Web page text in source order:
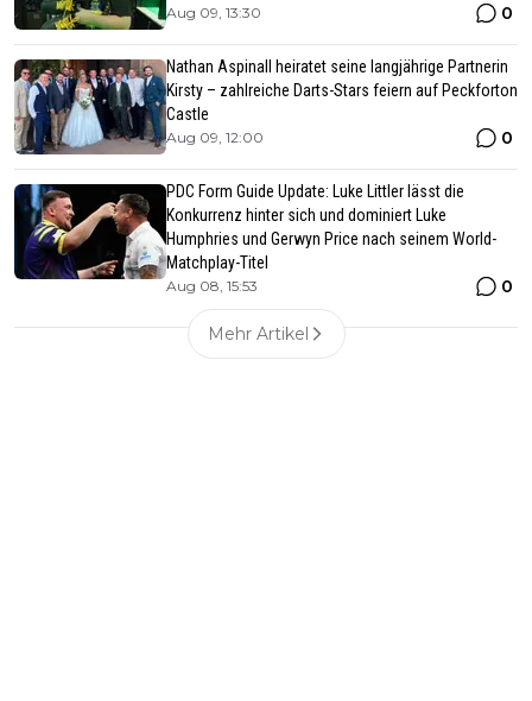
Aug 09, 13:30 0
Nathan Aspinall heiratet seine langjährige Partnerin
Kirsty – zahlreiche Darts-Stars feiern auf Peckforton
Castle
Aug 09, 12:00 0
PDC Form Guide Update: Luke Littler lässt die
Konkurrenz hinter sich und dominiert Luke
Humphries und Gerwyn Price nach seinem World-
Matchplay-Titel
Aug 08, 15:53 0
Mehr Artikel